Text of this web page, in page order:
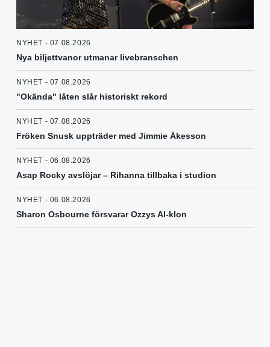
NYHET - 07.08.2026
Nya biljettvanor utmanar livebranschen
NYHET - 07.08.2026
"Okända" låten slår historiskt rekord
NYHET - 07.08.2026
Fröken Snusk uppträder med Jimmie Åkesson
NYHET - 06.08.2026
Asap Rocky avslöjar – Rihanna tillbaka i studion
NYHET - 06.08.2026
Sharon Osbourne försvarar Ozzys AI-klon